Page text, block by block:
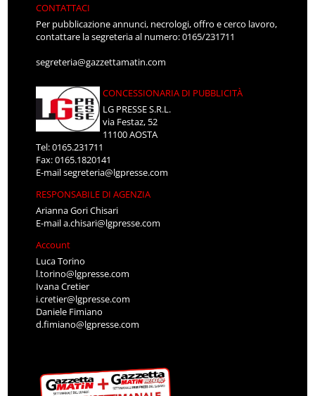
CONTATTACI
Per pubblicazione annunci, necrologi, offro e cerco lavoro,
contattare la segreteria al numero: 0165/231711
segreteria@gazzettamatin.com
CONCESSIONARIA DI PUBBLICITÀ
LG PRESSE S.R.L.
via Festaz, 52
11100 AOSTA
Tel: 0165.231711
Fax: 0165.1820141
E-mailsegreteria@lgpresse.com
RESPONSABILE DI AGENZIA
Arianna Gori Chisari
E-maila.chisari@lgpresse.com
Account
Luca Torino
l.torino@lgpresse.com
Ivana Cretier
i.cretier@lgpresse.com
Daniele Fimiano
d.fimiano@lgpresse.com